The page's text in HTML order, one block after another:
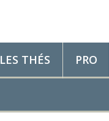
LES THÉS PRO